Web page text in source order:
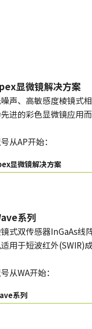
灵敏
传感器
扫描
器，包
面阵扫描
传感器，包
机来
。
学路径同
。
。
显微镜解决方案
声、高敏感度棱镜式
进的彩色显微镜应用而
从AP开始：
显微镜解决方案
系列
式双传感器InGaAs线
用于短波红外(SWIR)成
从WA开始：
系列